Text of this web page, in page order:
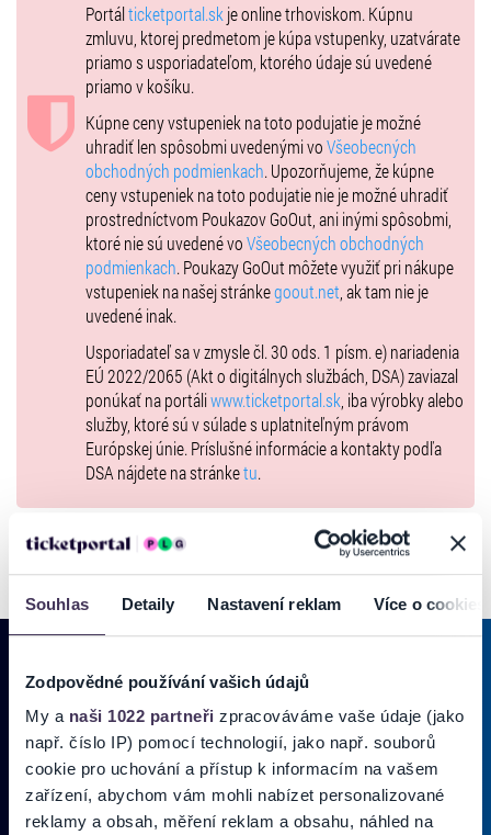
Souhlas Detaily Nastavení reklam Více o cookies
Zodpovědné používání vašich údajů
My a naši 1022 partneři zpracováváme vaše údaje (jako
např. číslo IP) pomocí technologií, jako např. souborů
cookie pro uchování a přístup k informacím na vašem
zařízení, abychom vám mohli nabízet personalizované
reklamy a obsah, měření reklam a obsahu, náhled na
Portálticketportal.sk je online trhoviskom. Kúpnu
zmluvu, ktorej predmetom je kúpa vstupenky, uzatvárate
priamo s usporiadateľom, ktorého údaje sú uvedené
priamo v košíku.
Kúpne ceny vstupeniek na toto podujatie je možné
uhradiť len spôsobmi uvedenými voVšeobecných
obchodných podmienkach. Upozorňujeme, že kúpne
ceny vstupeniek na toto podujatie nie je možné uhradiť
prostredníctvom Poukazov GoOut, ani inými spôsobmi,
ktoré nie sú uvedené voVšeobecných obchodných
podmienkach. Poukazy GoOut môžete využiť pri nákupe
vstupeniek na našej stránkegoout.net , ak tam nie je
uvedené inak.
Usporiadateľ sa v zmysle čl. 30 ods. 1 písm. e) nariadenia
EÚ 2022/2065 (Akt o digitálnych službách, DSA) zaviazal
ponúkať na portáliwww.ticketportal.sk , iba výrobky alebo
služby, ktoré sú v súlade s uplatniteľným právom
Európskej únie. Príslušné informácie a kontakty podľa
DSA nájdete na stránketu.
PRIHLÁSIŤ SA KODBERU NOVINIEK
Pridajte sa do zoznamu odberateľov a doručte si najnovšie špeciálne
ponuky priamo do doručenej pošty.